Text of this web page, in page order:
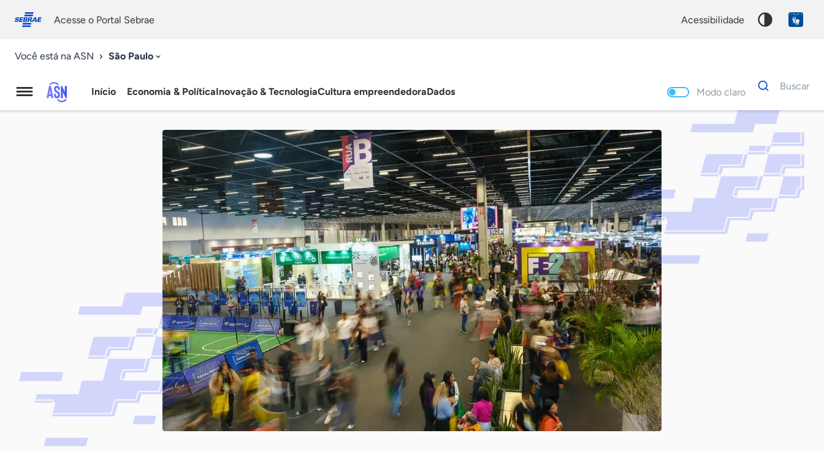
conosco
Acesse o Portal Sebrae acessibilidade
Você está na ASN São Paulo
Agência
Início Economia & PolíticaInovação & TecnologiaCultura empreendedoraDados Modo claro
Dados
para
Buscar
Palavra
chave